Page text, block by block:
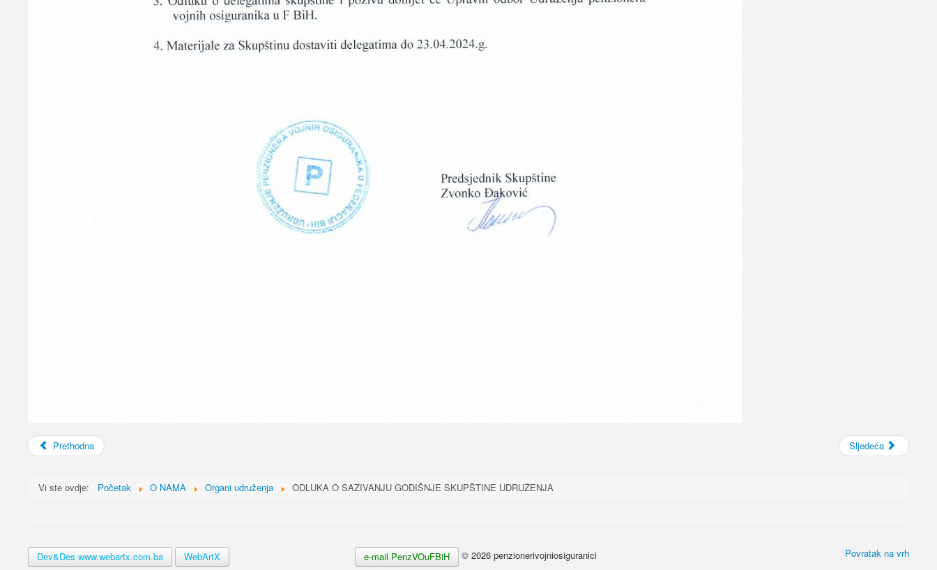
Prethodna Sljedeća
Vi ste ovdje: Početak O NAMA Organi udruženja ODLUKA O SAZIVANJU GODIŠNJE SKUPŠTINE UDRUŽENJA
Povratak na vrh
Dev&Des www.webartx.com.ba WebArtX e-mail PenzVOuFBiH © 2026 penzionerivojniosiguranici